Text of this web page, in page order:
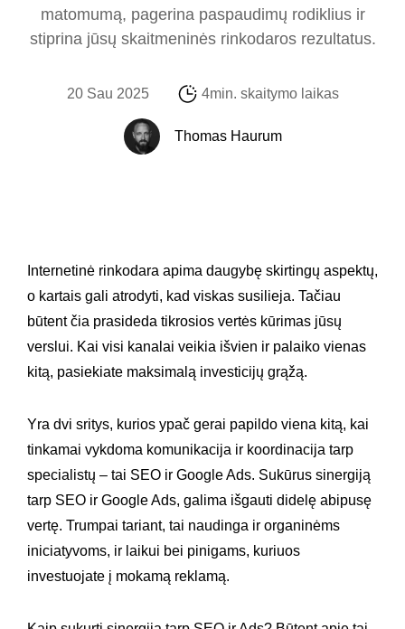
matomumą, pagerina paspaudimų rodiklius ir
stiprina jūsų skaitmeninės rinkodaros rezultatus.
20 Sau 2025 4min. skaitymo laikas
Thomas Haurum
Internetinė rinkodara apima daugybę skirtingų aspektų,
o kartais gali atrodyti, kad viskas susilieja. Tačiau
būtent čia prasideda tikrosios vertės kūrimas jūsų
verslui. Kai visi kanalai veikia išvien ir palaiko vienas
kitą, pasiekiate maksimalą investicijų grąžą.
Yra dvi sritys, kurios ypač gerai papildo viena kitą, kai
tinkamai vykdoma komunikacija ir koordinacija tarp
specialistų – tai SEO ir Google Ads. Sukūrus sinergiją
tarp SEO ir Google Ads, galima išgauti didelę abipusę
vertę. Trumpai tariant, tai naudinga ir organinėms
iniciatyvoms, ir laikui bei pinigams, kuriuos
investuojate į mokamą reklamą.